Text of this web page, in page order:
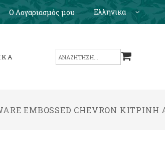
Ο Λογαριασμός μου Ελληνικα
Search
EMBOSSED CHEVRON